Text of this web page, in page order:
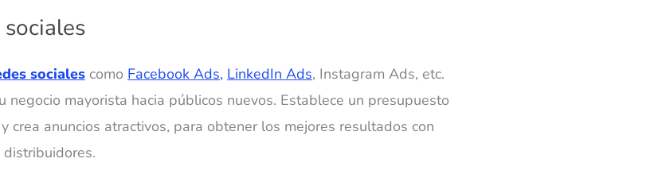
sociales como Facebook Ads, LinkedIn Ads, Instagram Ads, etc.
negocio mayorista hacia públicos nuevos. Establece un presupuesto
crea anuncios atractivos, para obtener los mejores resultados con